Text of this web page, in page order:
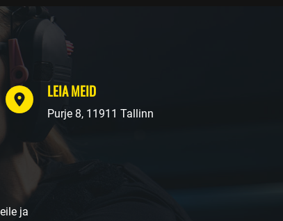
LEIA MEID
Purje 8, 11911 Tallinn
ja